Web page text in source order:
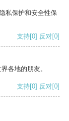
私保护和安全性保
支持[0] 反对[0]
各地的朋友。
支持[0] 反对[0]